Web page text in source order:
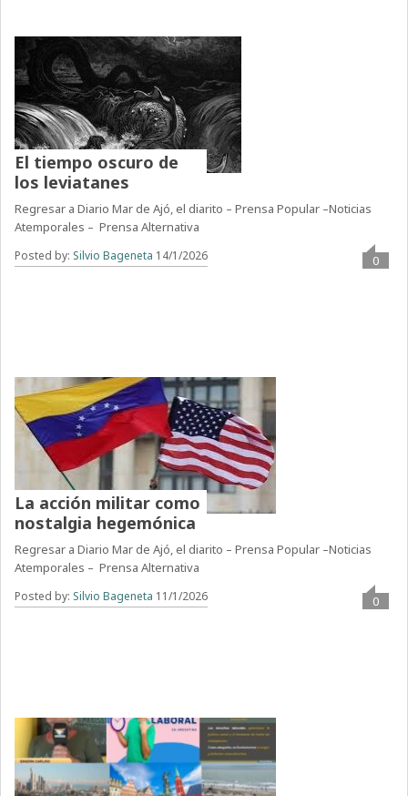
El tiempo oscuro de
los leviatanes
Regresar a Diario Mar de Ajó, el diarito – Prensa Popular –Noticias
Atemporales – Prensa Alternativa
Posted by: Silvio Bageneta 14/1/2026 0
La acción militar como
nostalgia hegemónica
Regresar a Diario Mar de Ajó, el diarito – Prensa Popular –Noticias
Atemporales – Prensa Alternativa
Posted by: Silvio Bageneta 11/1/2026 0